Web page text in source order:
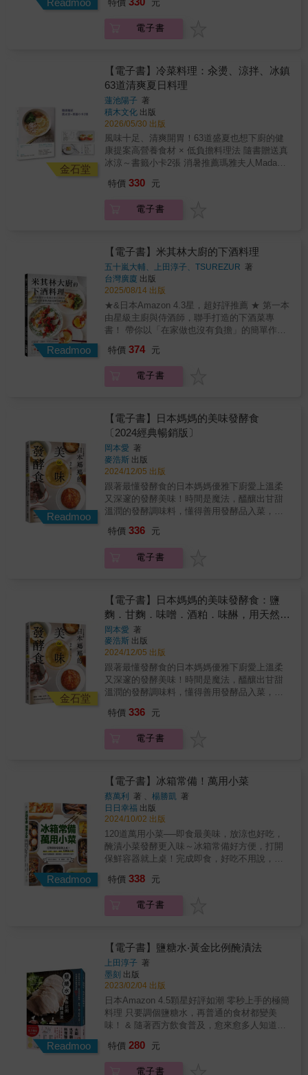
長以最簡單的方法做出最美味的料理。透過水
烹調時間，即使需要加熱，也多以快速汆燙或
的清爽家常料理，包含冷麵、冷湯、涼拌菜、
涼飯與萬用醬汁等多元內容。以「減少開火時
間、保留食材營養、料理步驟精簡」為核心，
即使在悶熱夏天，也能輕鬆完成營養均衡又開
胃的美味餐桌。 本書大量運用夏季盛產蔬菜，
搭配低脂雞肉、海鮮、鯖魚與生食魚片等食
材，兼顧清爽口感與營養均衡。活用醋、檸
檬、香草、咖哩粉、孜然等調味，融合日式、
洋食與異國風味，打造層次豐富、不膩口的冷
食料理。除了經典冷麵與涼拌菜，也收錄冷
新打開對夏日料理的想像。並分享軟嫩水煮雞
覺與味覺享受。 這個夏天，不必在廚房揮汗如
雨，也能輕鬆吃得清爽、美味又健康。 ◆本書
特色#減少開火時間，夏天下廚更輕鬆以水煮、
冰鎮、涼拌為主，降低高溫烹調負擔。#63道清
爽開胃冷食提案從冷麵、冷湯到涼飯、醬汁，
多樣化料理一次收錄。#高營養食材，吃得清爽
也均衡搭配夏季蔬菜、低脂雞肉與海鮮，兼顧
次透過醋、檸檬、香草與異國香料，打造開胃
料理新想像收錄冷湯、冷咖哩、清涼關東煮等
去皮與冰鎮保存等技巧，簡單步驟輕鬆完
成。 ◆收錄料理類型．冷麵．冷湯．涼拌菜．
涼飯．冷咖哩．清涼關東煮．萬用醬汁與配菜
提案 ―――――「用簡單而明瞭的步驟，將清
爽、美味與健康融合，讓餐桌在盛夏依然輕盈
卻豐富，每一道都令人想動手試試。」― 瑪雅
夫人Madame Maïa「我也是夏天不想在廚房揮
汗如雨的煮婦，作者每道冰涼料理不僅簡單健
康，還賞心悅目，令人暑氣全消、食慾大
增！」― Fama小餐桌
特價 元
電子書
金石堂
【電子書】冷菜料理：汆燙、涼拌、冰鎮
63道清爽夏日料理
蓮池陽子 著
積木文化 出版
2026/05/30 出版
風味十足、清爽開胃！63道盛夏也想下廚的健
康提案高營養食材 × 低負擔料理法 隨書贈送真
冰涼～書籤小卡2張 消暑推薦瑪雅夫人Madame
長以最簡單的方法做出最美味的料理。透過水
烹調時間，即使需要加熱，也多以快速汆燙或
的清爽家常料理，包含冷麵、冷湯、涼拌菜、
涼飯與萬用醬汁等多元內容。以「減少開火時
間、保留食材營養、料理步驟精簡」為核心，
即使在悶熱夏天，也能輕鬆完成營養均衡又開
胃的美味餐桌。 本書大量運用夏季盛產蔬菜，
搭配低脂雞肉、海鮮、鯖魚與生食魚片等食
材，兼顧清爽口感與營養均衡。活用醋、檸
檬、香草、咖哩粉、孜然等調味，融合日式、
洋食與異國風味，打造層次豐富、不膩口的冷
湯、冷咖哩、清涼關東煮等創意冷食提案，重
新打開對夏日料理的想像。並分享軟嫩水煮雞
即使是料理新手，也能快速上手。書中精美的
菜餚照片也十分吸引人，每一道冷菜都兼具視
覺與味覺享受。 這個夏天，不必在廚房揮汗如
雨，也能輕鬆吃得清爽、美味又健康。 ◆本書
特色#減少開火時間，夏天下廚更輕鬆以水煮、
冰鎮、涼拌為主，降低高溫烹調負擔。#63道清
爽開胃冷食提案從冷麵、冷湯到涼飯、醬汁，
多樣化料理一次收錄。#高營養食材，吃得清爽
也均衡搭配夏季蔬菜、低脂雞肉與海鮮，兼顧
次透過醋、檸檬、香草與異國香料，打造開胃
料理新想像收錄冷湯、冷咖哩、清涼關東煮等
多元吃法，讓冷菜料理更加豐富。#實用料理技
去皮與冰鎮保存等技巧，簡單步驟輕鬆完
成。 ◆收錄料理類型．冷麵．冷湯．涼拌菜．
涼飯．冷咖哩．清涼關東煮．萬用醬汁與配菜
提案 ―――――「用簡單而明瞭的步驟，將清
爽、美味與健康融合，讓餐桌在盛夏依然輕盈
卻豐富，每一道都令人想動手試試。」― 瑪雅
夫人Madame Maïa「我也是夏天不想在廚房揮
汗如雨的煮婦，作者每道冰涼料理不僅簡單健
康，還賞心悅目，令人暑氣全消、食慾大
增！」― Fama小餐桌
特價 330 元
電子書
Readmoo
【電子書】米其林大廚的下酒料理
五十嵐大輔、上田淳子、TSUREZUR 著
台灣廣廈 出版
2025/08/14 出版
★&日本Amazon 4.3星，超好評推薦 ★ 第一本
由星級主廚與侍酒師，聯手打造的下酒菜專
書！ 帶你以「在家做也沒有負擔」的簡單作
酒料理！ 快速學會「以餐搭酒」的技巧，創造
福，就是一道對的菜，一杯對的酒。」 ──華人
長陳定鑫，齊心推薦！ 《侍酒師Ｘ星級主廚的
居家餐酒搭配》全新封面，微醺登場！ & 你想
愜意在家吃美食配美酒，享受餐酒館般的迷人
氛圍嗎？ 或是簡單做幾道下酒料理，與重要的
人一同度過美好的夜晚？ & 本書集結了超人氣
米其林主廚、料理研究家、侍酒師的「私房佐
酒菜」， 從「2種食材就能做」的鮭魚卵奶油
開放式三明治、甘栗培根捲； 到「快速營造儀
式感」的法式牛絞肉排、馬鈴薯格雷派
&hellip;&hellip; 以巧妙的食材組合，創造與葡
單，而且風味突出！從前菜、主菜、主食到甜
點，都能輕鬆上桌。 & 無論是下班後獨飲、週
餐酒時光！ & ◎本書特色： & ＃Drink From
Home. ──「家的餐酒館」，現正營業中！ & ❙
無上限的美味──「在家喝酒」限定！星級餐酒
名人的私藏菜單 書中精選100道來自餐酒界著
名米其林大廚五十嵐大輔，以及人氣料理研究
家上田淳子、高橋善郎、TSUREZURE
HANAKO的「居家下酒料理」。帶你做出清爽
開胃的葡萄柚漬生魚片，濃郁迷人的白酒燉海
自家餐桌打造成星級餐酒館。 & ❙低門檻的技
美味 本書以「在家可以輕鬆完成的料理」為基
礎，收錄包含酒蒸白芹蛤蜊、孜然蛋花牡蠣等
的七味粉高湯風味日式烤牛肉、南蠻漬蔥燒鯖
魚等各國料理，不需高超廚藝，也能信手拈來
美味！ & ❙不設限的料理──義、法、日、中、
南洋，充滿自由度的下酒菜 一般提到餐酒料
理，大多是搭葡萄酒的西餐，或是佐清酒的和
食。但自己在家做餐酒料理，反而可以抱持開
放的實驗心態，先來一道法式前菜，然後用土
耳其料理當主菜，最後用中菜收尾──透過本書
的各國料理，享受「無框架下酒套餐」！ ❙專
業級的搭配──帶你品「為酒而生的料理，為料
理而生的酒」 本書所有料理，皆由國際葡萄酒
學院講師岩井穗純，以及日本酒侍酒師高橋善
圖說，帶你一覽葡萄酒與日本酒的知識，了解
餐與酒的「對味關鍵」，成為自己專屬的餐酒
搭配專家。 & ◎餐酒界指標，齊心推薦： &
Aki Wang˙華人雞尾酒教父──「酒類如同催化
劑，發酵、釀造、再製、蒸餾&hellip;&hellip;不
同的酒類搭配不同手法呈現出來的料理，透過
此著作深入淺出的介紹為自己選對了酒，與食
宴。」 & 小資男女紅酒筆記本˙版主──「除了
特價 374 元
電子書
Readmoo
【電子書】日本媽媽的美味發酵食
〔2024經典暢銷版〕
岡本愛 著
麥浩斯 出版
2024/12/05 出版
跟著最懂發酵食的日本媽媽優雅下廚愛上溫柔
又深邃的發酵美味！時間是魔法，醞釀出甘甜
溫潤的發酵調味料，懂得善用發酵品入菜，製
就能化繁為簡，加倍勾引出食物的鮮、鹹、
醋、甜麵醬、魚露等調味料，甜點如酒釀湯
味噌、鹽麴、甘酒、味醂、納豆⋯⋯這些我們
也十分熟悉的食材，皆是形構餐桌風味重要且
不可或缺的角色。 跟著日本媽媽學做發酵食吧
～★有了米麴，日式經典調味品鹽麴、甘麴、
味噌都能自己做鹽麴、甘麴、味噌、酒粕、味
媽告訴你，如何在家也能自製鹽麴、甘麴與味
噌，以及利用發酵食材讓料理更好吃的秘訣。
★60道從家庭餐桌出發的料理，有著每天都想
吃的魅力鹹中帶著鮮甜的鹽麴，醃小黃瓜、炸
也能取代糖，帶來更溫柔的甜味！不同熟成度
受。★享用發酵食的天然風味，每一餐都安心
健康天然食物在醞釀發酵的過程中，會產生維
他命、氨基酸、礦物質等不可或缺的營養素，
加上發酵後風味獨特，為調味帶來更多可能。
重視營養均衡的日本媽媽，料理堅持少現成、
無添加，滋味健康低負擔，無論高湯、調味、
刀工、烹調方式等，都以保留原味為前提。★
美感日本飲食不僅強調味覺，視覺感受也同樣
的日式家常菜，仍承襲了日系擺盤美學，非常
味具足。
特價 336 元
電子書
金石堂
【電子書】日本媽媽的美味發酵食：鹽
麴．甘麴．味噌．酒粕．味醂，用天然的
發酵調味烹出自家風味
岡本愛 著
麥浩斯 出版
2024/12/05 出版
跟著最懂發酵食的日本媽媽優雅下廚愛上溫柔
又深邃的發酵美味！時間是魔法，醞釀出甘甜
溫潤的發酵調味料，懂得善用發酵品入菜，製
就能化繁為簡，加倍勾引出食物的鮮、鹹、
醋、甜麵醬、魚露等調味料，甜點如酒釀湯
味噌、鹽麴、甘酒、味醂、納豆⋯⋯這些我們
也十分熟悉的食材，皆是形構餐桌風味重要且
不可或缺的角色。 跟著日本媽媽學做發酵食吧
～★有了米麴，日式經典調味品鹽麴、甘麴、
味噌都能自己做鹽麴、甘麴、味噌、酒粕、味
醂、清酒皆是最基礎的日式調味，就讓日本媽
媽告訴你，如何在家也能自製鹽麴、甘麴與味
噌，以及利用發酵食材讓料理更好吃的秘訣。
★60道從家庭餐桌出發的料理，有著每天都想
雞、烤魚都很棒！甘麴除了直接飲用，料理時
也能取代糖，帶來更溫柔的甜味！不同熟成度
富深邃的風味，賦予每一餐更天然的味覺享
受。★享用發酵食的天然風味，每一餐都安心
健康天然食物在醞釀發酵的過程中，會產生維
他命、氨基酸、礦物質等不可或缺的營養素，
加上發酵後風味獨特，為調味帶來更多可能。
重視營養均衡的日本媽媽，料理堅持少現成、
無添加，滋味健康低負擔，無論高湯、調味、
講究食材色彩的均衡，簡單呈現和食裡的視覺
特價 336 元
電子書
Readmoo
【電子書】冰箱常備！萬用小菜
蔡萬利 著 、楊勝凱 著
日日幸福 出版
2024/10/02 出版
120道萬用小菜──即食最美味，放涼也好吃，
醃漬小菜發酵更入味～冰箱常備好方便，打開
保鮮容器就上桌！完成即食，好吃不用說，熱
好當「常備菜」，忙碌沒空時，簡單復熱一下
帶便當，是小家庭、獨居族的餐桌好夥伴。本
不膩。◎醃漬小菜：不用忍受廚房高溫及油
煙，將材料裝入保鮮容器，放入冰箱醃漬、保
存，想吃就吃，常備最方便！→如鹹蛤仔、剝
皮辣椒、韓國麻藥蛋、柚子風味蘿蔔、各式泡
菜等◎涼拌小菜：做法超省時、零失敗，料理
新手一試便成功，快速拌一拌就完成！清爽又
開胃，不怕食欲。→如松柏長青、泰式涼拌青
木瓜、雲南大薄片、口水雞、越南蝦捲等◎快
炒小菜：快速拌炒一下，不只能熱熱得吃，放
更是絕配！→如蜜汁豆乾、小卷醬、焦糖核桃
特價 338 元
電子書
Readmoo
【電子書】鹽糖水‧黃金比例醃漬法
上田淳子 著
墨刻 出版
2023/02/04 出版
日本Amazon 4.5顆星好評如潮 零秒上手的極簡
料理 只要調個鹽糖水，再普通的食材都變美
味！ & 隨著西方飲食普及，愈來愈多人知道利
個網路食譜，總是過鹹而失敗？ 將肉泡在鹽水
特價 280 元
電子書